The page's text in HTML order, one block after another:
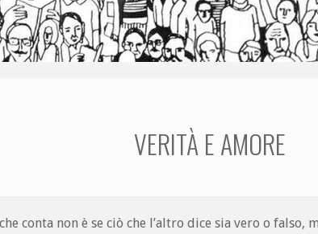
VERITÀ E AMORE
conta non è se ciò che l’altro dice sia vero o falso,